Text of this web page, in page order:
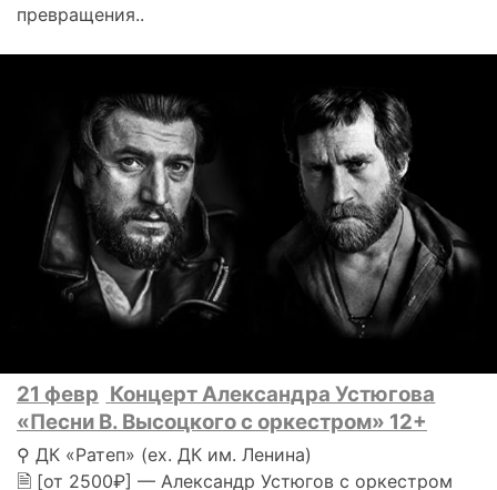
превращения..
21 февр Концерт Александра Устюгова
«Песни В. Высоцкого с оркестром» 12+
⚲ ДК «Ратеп» (ex. ДК им. Ленина)
🗎 [от 2500₽] — Александр Устюгов с оркестром